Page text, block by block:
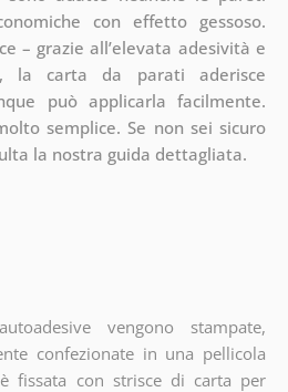
con effetto gessoso.
– grazie all’elevata adesività e
la carta da parati aderisce
può applicarla facilmente.
semplice. Se non sei sicuro
la nostra guida dettagliata.
vengono stampate,
confezionate in una pellicola
fissata con strisce di carta per